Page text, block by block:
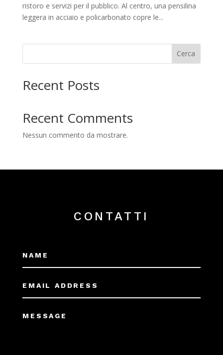
ristoro e servizi per il pubblico. Al centro, una pensilina
leggera in acciaio e policarbonato copre le...
Cerca
Recent Posts
Recent Comments
Nessun commento da mostrare.
CONTATTI